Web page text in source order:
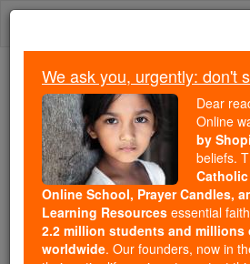
Skip
Because of You, 2.2
Students Are Being
Faith
Because of generous
Catholic Online School has
free, faithful Catholic
million students across 193
We ask you, urgently: don't
Dear
Online
by
beliefs.
Online School, Prayer Candles,
Learning Resources essential
2.2 million students and millions
worldwide. Our founders, now in